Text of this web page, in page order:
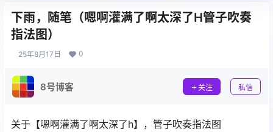
下雨，随笔（嗯啊灌满了啊太深了H管子吹奏
指法图）
25年8月17日 0
8号博客 关注 私信
关于【嗯啊灌满了啊太深了h】，管子吹奏指法图